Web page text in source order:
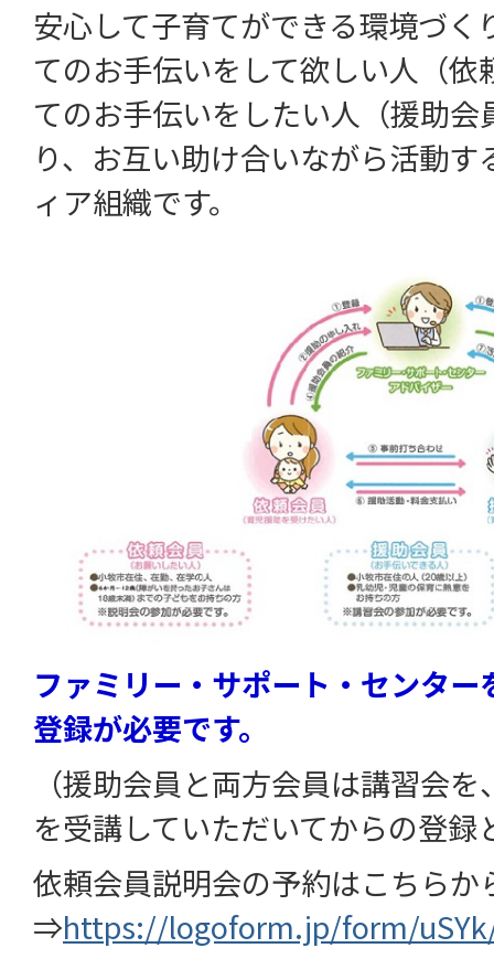
安心して子育てができる環境づく
てのお手伝いをして欲しい人（
てのお手伝いをしたい人（援助
り、お互い助け合いながら活動
ィア組織です。
ファミリー・サポート・センタ
登録が必要です。
（援助会員と両方会員は講習会
を受講していただいてからの登録
依頼会員説明会の予約はこちらか
⇒https://logoform.jp/form/